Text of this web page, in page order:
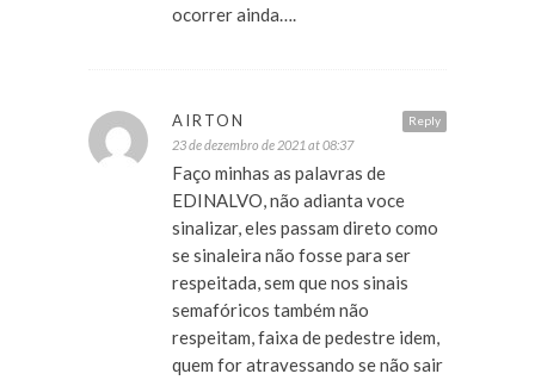
ocorrer ainda….
Reply
AIRTON
23 de dezembro de 2021 at 08:37
Faço minhas as palavras de
EDINALVO, não adianta voce
sinalizar, eles passam direto como
se sinaleira não fosse para ser
respeitada, sem que nos sinais
semafóricos também não
respeitam, faixa de pedestre idem,
quem for atravessando se não sair